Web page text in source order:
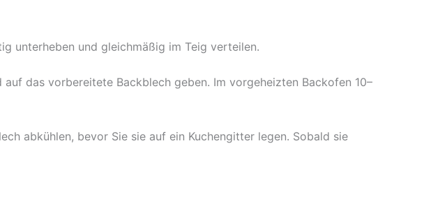
unterheben und gleichmäßig im Teig verteilen.
das vorbereitete Backblech geben. Im vorgeheizten Backofen 10–
abkühlen, bevor Sie sie auf ein Kuchengitter legen. Sobald sie